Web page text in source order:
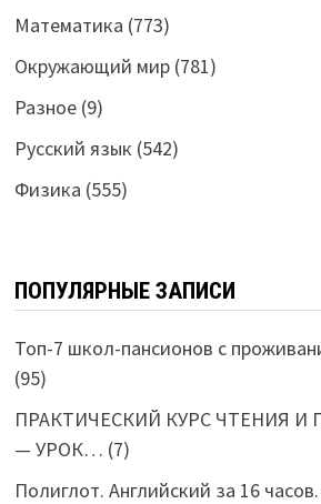
Математика (773)
Окружающий мир(781)
Разное(9)
Русский язык (542)
Физика (555)
ПОПУЛЯРНЫЕ ЗАПИСИ
Топ-7 школ-пансионов с
(95)
ПРАКТИЧЕСКИЙ КУРС ЧТЕНИЯ
— УРОК… (7)
Полиглот. Английский за 16